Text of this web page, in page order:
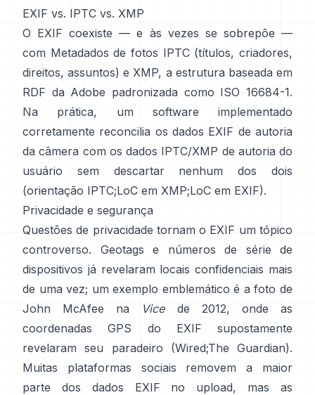
EXIF vs. IPTC vs. XMP
O EXIF coexiste — e às vezes se sobrepõe —
com Metadados de fotos IPTC(títulos, criadores,
direitos, assuntos) eXMP, a estrutura baseada em
RDF da Adobe padronizada como ISO 16684-1.
Na prática, um software implementado
corretamente reconcilia os dados EXIF de autoria
da câmera com os dados IPTC/XMP de autoria do
usuário sem descartar nenhum dos dois
(orientação IPTC;LoC em XMP;LoC em EXIF).
Privacidade e segurança
Questões de privacidade tornam o EXIF um tópico
controverso. Geotags e números de série de
dispositivos já revelaram locais confidenciais mais
de uma vez; um exemplo emblemático é a foto de
John McAfee na
Vicede 2012, onde as
coordenadas GPS do EXIF supostamente
revelaram seu paradeiro (Wired;The Guardian).
Muitas plataformas sociais removem a maior
parte dos dados EXIF no upload, mas as